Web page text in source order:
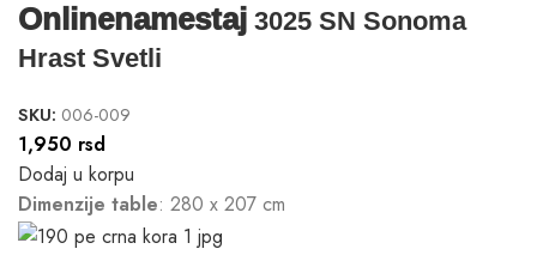
Onlinenamestaj 3025 SN Sonoma
Hrast Svetli
SKU: 006-009
1,950 rsd
Dodaj u korpu
Dimenzije table: 280 x 207 cm